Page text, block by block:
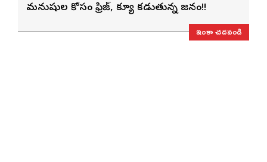
మనుషుల కోసం ఫ్రిజ్, క్యూ కడుతున్న జనం!!
ఇంకా చదవండి